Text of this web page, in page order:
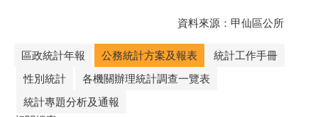
資料來源：甲仙區公所
區政統計年報 公務統計方案及報表
統計工作手冊
性別統計
各機關辦理統計調查一覽表
統計專題分析及通報